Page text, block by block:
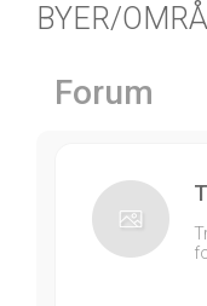
BYER/
Forum